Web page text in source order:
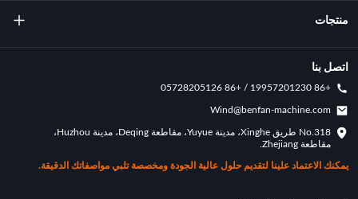
معلومات عنا
الإنجازات الرئيسية
حالة التخصيص
منتجات
آلة صب التناوب
بيكلبول مصبوب دوار
اتصل بنا
+86 19957201230 / +86 05728205126
Wind@benfan-machine.com
No.318 طريق Xinghe، مدينة Yuyue، مقاطعة Deqing، مدينة Huzhou،
مقاطعة Zhejiang.
يمكنك الاعتماد علينا لتقديم حلول عالية الجودة ومخصصة تلبي مواصفاتك الدقيقة.